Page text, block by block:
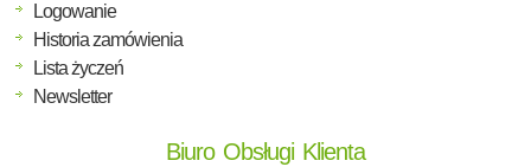
Logowanie
Historia zamówienia
Lista życzeń
Newsletter
Biuro Obsługi Klienta